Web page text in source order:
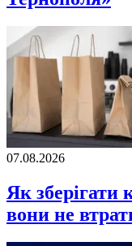
07.08.2026
Як зберігати
вони не